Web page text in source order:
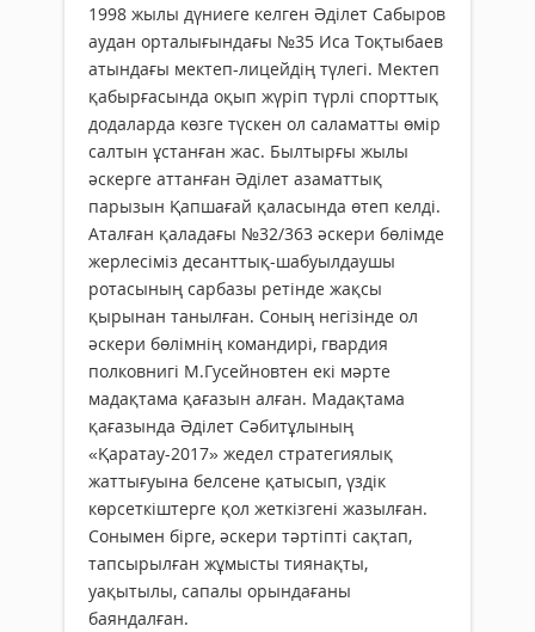
1998 жылы дүниеге келген Әділет Сабыров
аудан орталығындағы №35 Иса Тоқтыбаев
атындағы мектеп-лицейдің түлегі. Мектеп
қабырғасында оқып жүріп түрлі спорттық
додаларда көзге түскен ол саламатты өмір
салтын ұстанған жас. Былтырғы жылы
әскерге аттанған Әділет азаматтық
парызын Қапшағай қаласында өтеп келді.
Аталған қаладағы №32/363 әскери бөлімде
жерлесіміз десанттық-шабуылдаушы
ротасының сарбазы ретінде жақсы
қырынан танылған. Соның негізінде ол
әскери бөлімнің командирі, гвардия
полковнигі М.Гусейновтен екі мәрте
мадақтама қағазын алған. Мадақтама
қағазында Әділет Сәбитұлының
«Қаратау-2017» жедел стратегиялық
жаттығуына белсене қатысып, үздік
көрсеткіштерге қол жеткізгені жазылған.
Сонымен бірге, әскери тәртіпті сақтап,
тапсырылған жұмысты тиянақты,
уақытылы, сапалы орындағаны
баяндалған.